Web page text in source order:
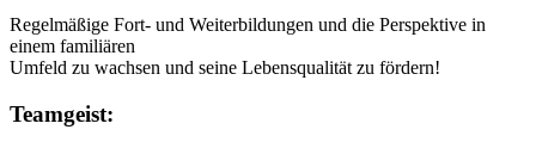
Regelmäßige Fort- und Weiterbildungen und die Perspektive in
einem familiären
Umfeld zu wachsen und seine Lebensqualität zu fördern!
Teamgeist: